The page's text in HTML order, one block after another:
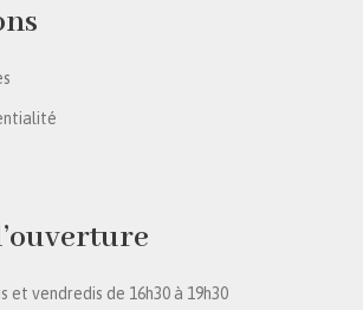
et vendredis de 16h30 à 19h30